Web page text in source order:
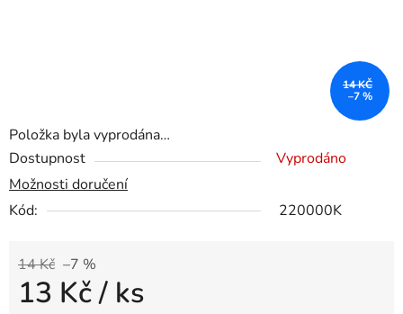
Položka byla vyprodána…
Dostupnost
Vyprodáno
Možnosti doručení
Kód:
220000K
14 Kč –7 %
13 Kč/ ks
14 KČ
–7 %